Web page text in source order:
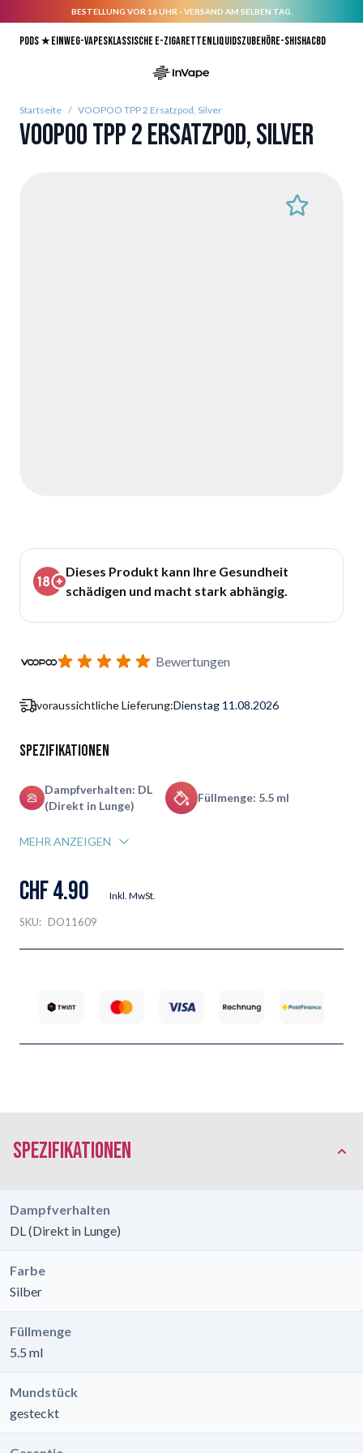
BESTELLUNG VOR 16 UHR - VERSAND AM SELBEN TAG.
Pods ★Einweg-VapesKlassische E-ZigarettenLiquidsZubehörE-ShishaCBD
Startseite / VOOPOO TPP 2 Ersatzpod, Silver
VOOPOO TPP 2 Ersatzpod, Silver
Dieses Produkt kann Ihre Gesundheit
schädigen und macht stark abhängig.
Bewertungen
voraussichtliche Lieferung:Dienstag 11.08.2026
Spezifikationen
Dampfverhalten: DL
(Direkt in Lunge)
Füllmenge: 5.5 ml
MEHR ANZEIGEN
CHF 4.90 Inkl. MwSt.
SKU: DO11609
Spezifikationen
Dampfverhalten
DL (Direkt in Lunge)
Farbe
Silber
Füllmenge
5.5 ml
Mundstück
gesteckt